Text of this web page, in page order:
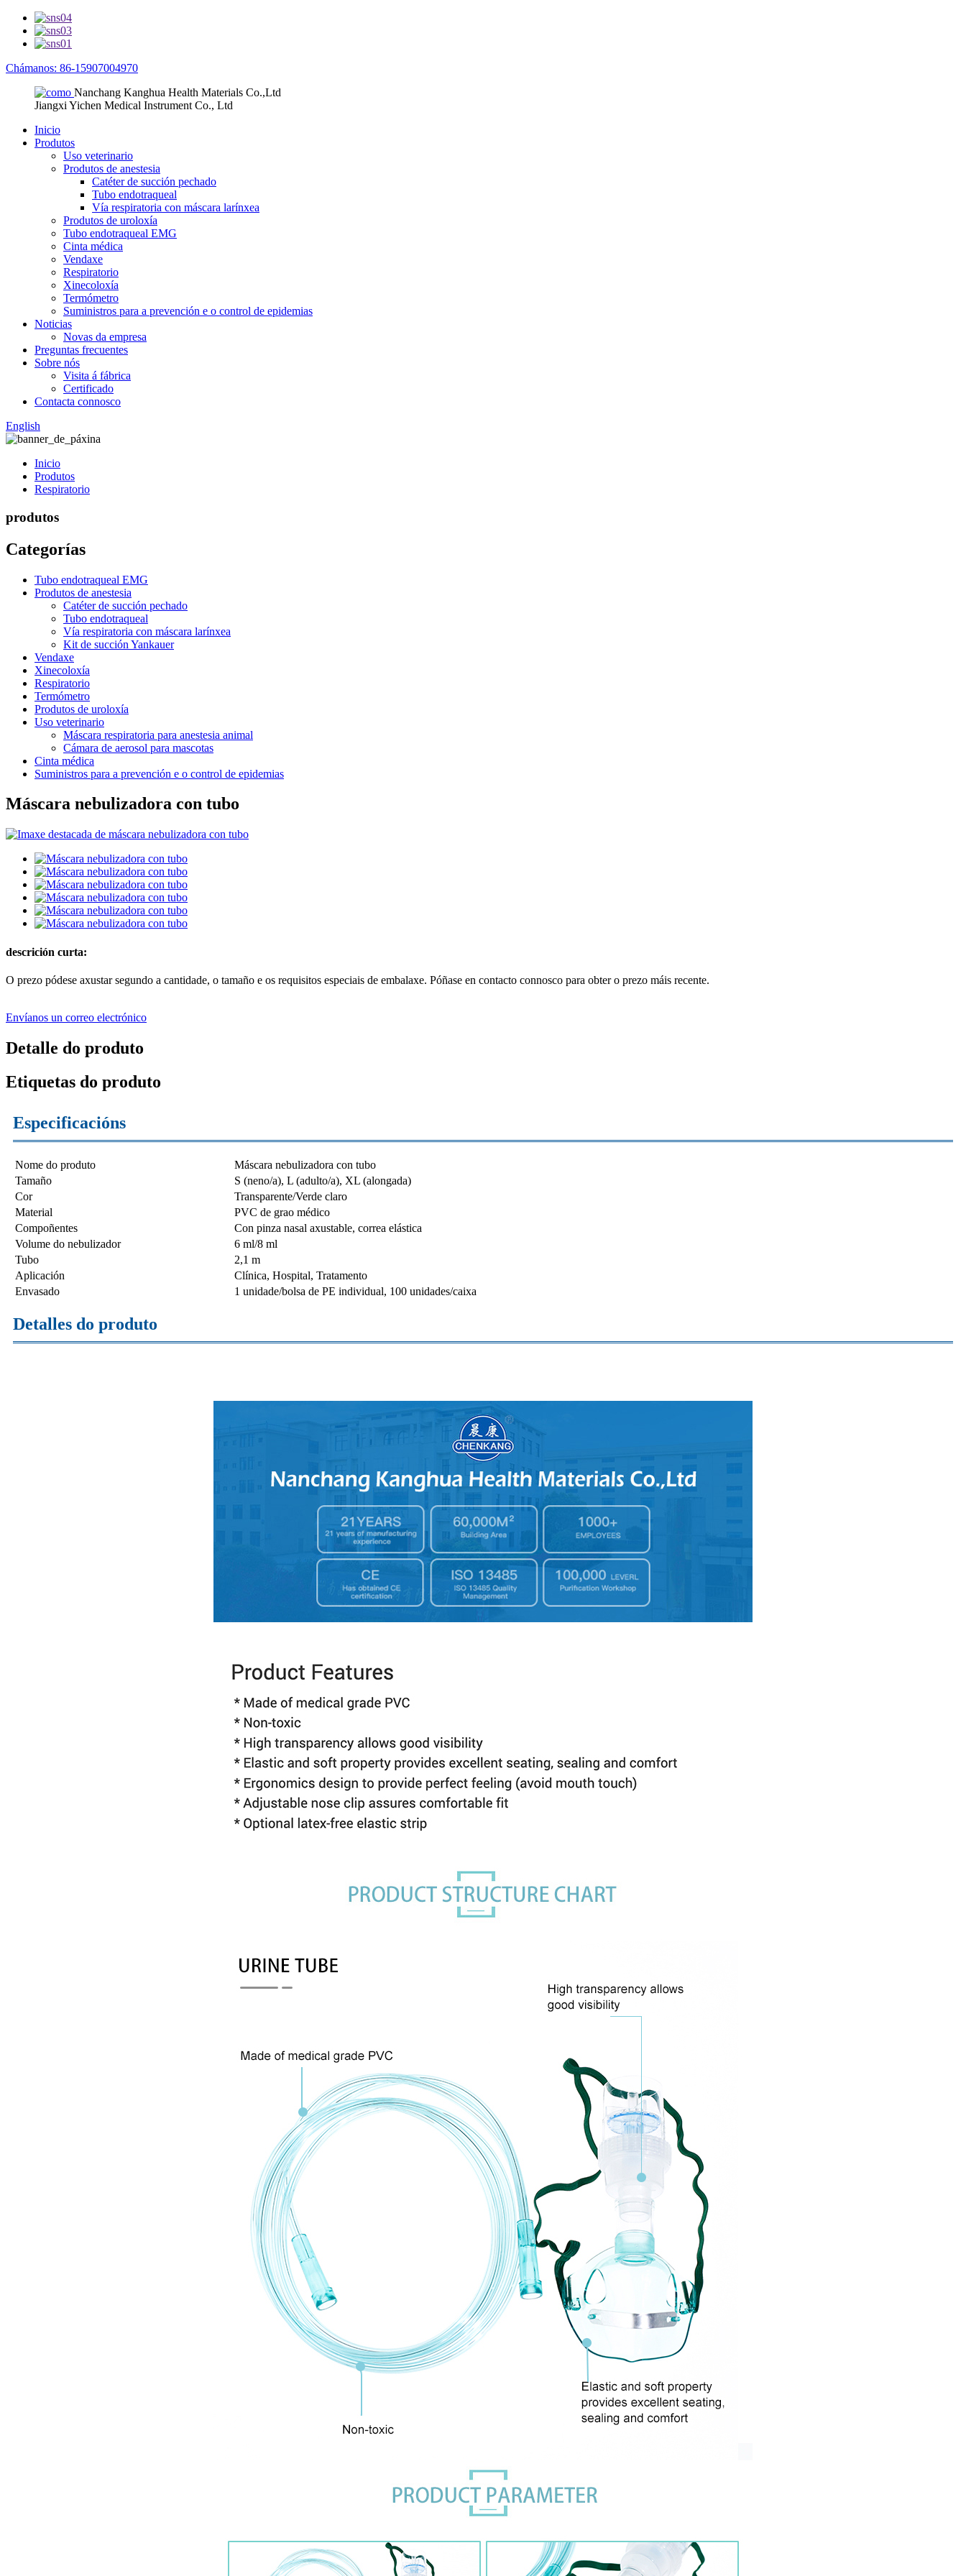
Chámanos: 86-15907004970
Nanchang Kanghua Health Materials Co.,Ltd
Jiangxi Yichen Medical Instrument Co., Ltd
Inicio
Produtos
Uso veterinario
Produtos de anestesia
Catéter de succión pechado
Tubo endotraqueal
Vía respiratoria con máscara larínxea
Produtos de uroloxía
Tubo endotraqueal EMG
Cinta médica
Vendaxe
Respiratorio
Xinecoloxía
Termómetro
Suministros para a prevención e o control de epidemias
Noticias
Novas da empresa
Preguntas frecuentes
Sobre nós
Visita á fábrica
Certificado
Contacta connosco
English
Inicio
Produtos
Respiratorio
produtos
Categorías
Tubo endotraqueal EMG
Produtos de anestesia
Catéter de succión pechado
Tubo endotraqueal
Vía respiratoria con máscara larínxea
Kit de succión Yankauer
Vendaxe
Xinecoloxía
Respiratorio
Termómetro
Produtos de uroloxía
Uso veterinario
Máscara respiratoria para anestesia animal
Cámara de aerosol para mascotas
Cinta médica
Suministros para a prevención e o control de epidemias
Máscara nebulizadora con tubo
descrición curta:
O prezo pódese axustar segundo a cantidade, o tamaño e os requisitos especiais de embalaxe. Póñase en contacto connosco para obter o prezo máis recente.
Envíanos un correo electrónico
Detalle do produto
Etiquetas do produto
Especificacións
Nome do produto
Máscara nebulizadora con tubo
Tamaño
S (neno/a), L (adulto/a), XL (alongada)
Cor
Transparente/Verde claro
Material
PVC de grao médico
Compoñentes
Con pinza nasal axustable, correa elástica
Volume do nebulizador
6 ml/8 ml
Tubo
2,1 m
Aplicación
Clínica, Hospital, Tratamento
Envasado
1 unidade/bolsa de PE individual, 100 unidades/caixa
Detalles do produto